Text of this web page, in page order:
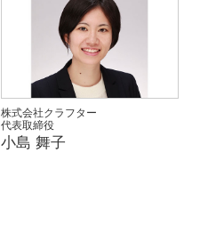
株式会社クラフター
代表取締役
小島 舞子